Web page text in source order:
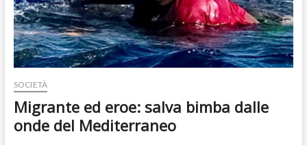
figlia”
SOCIETÀ
Migrante ed eroe: salva bimba dalle
onde del Mediterraneo